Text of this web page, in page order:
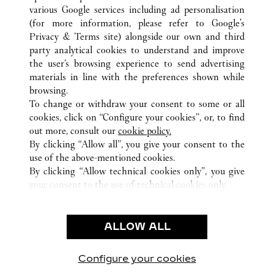
TODAS LAS UBICACIONES DE CARTIER
CHINA
ZHEJIANG
HANGZHOU NO.701 FU CHUN ROAD
CUSTOMER CARE
OUR COMPANY
CAREERS
PRIVACY POLICY
CONDITIONS OF SALE
various Google services including ad personalisation
(for more information, please refer to Google's
Privacy & Terms site) alongside our own and third
party analytical cookies to understand and improve
the user’s browsing experience to send advertising
materials in line with the preferences shown while
browsing.
To change or withdraw your consent to some or all
cookies, click on “Configure your cookies”, or, to find
out more, consult our cookie policy.
By clicking “Allow all”, you give your consent to the
use of the above-mentioned cookies.
By clicking “Allow technical cookies only”, you give
your consent to the use of technical cookies only.
ALLOW ALL
Configure your cookies